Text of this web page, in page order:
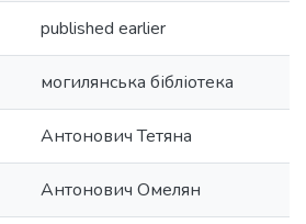
published earlier
могилянська бібліотека
Антонович Тетяна
Антонович Омелян